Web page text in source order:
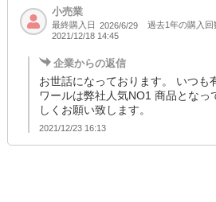
小売業
最終購入日 2026/6/29 過去1年の購入回
2021/12/18 14:45
企業からの返信
お世話になっております。 いつも
ワールは弊社人気NO1 商品となっ
しくお願い致します。
2021/12/23 16:13